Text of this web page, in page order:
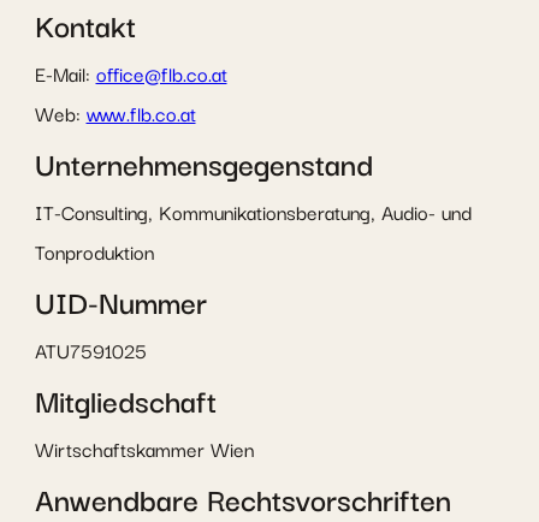
Kontakt
E-Mail: office@flb.co.at
Web: www.flb.co.at
Unternehmensgegenstand
IT-Consulting, Kommunikationsberatung, Audio- und
Tonproduktion
UID-Nummer
ATU7591025
Mitgliedschaft
Wirtschaftskammer Wien
Anwendbare Rechtsvorschriften